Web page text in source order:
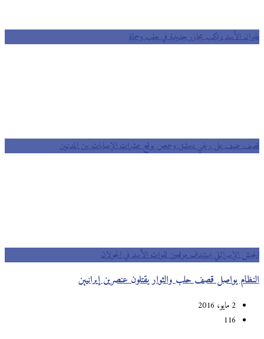
طيران الأسد يرتكب مجازر جديدة في حلب وحماة
قصف عنيف على ريفي دمشق وحمص يوقع عشرات الإصابات بين المدنيين
الجيش الإسرائيلي يستهدف موقعين لقوات الأسد في الجولان
النظام يواصل قصف حلب والثوار يقتلون عنصرين إيرانيين
116